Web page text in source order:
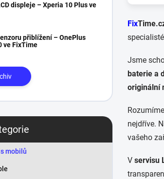
displeje – Xperia 10 Plus ve
přiblížení – OnePlus
ve FixTime
mobilů
Fix
Jsme
baterie a
originální
nejdříve.
vašeho
V servisu